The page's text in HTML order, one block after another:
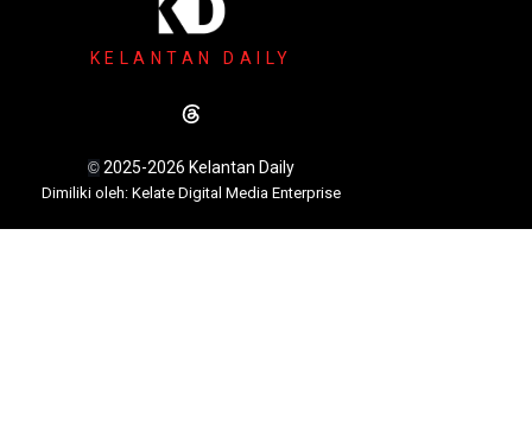
KELANTAN DAILY
© 2025-2026 Kelantan Daily
Dimiliki oleh: Kelate Digital Media Enterprise